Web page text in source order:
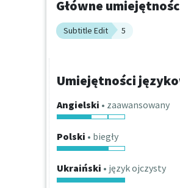
Główne
Subtitle Edit 5
Umiejętności
Angielski • zaawansowany
Polski • biegły
Ukraiński • język ojczysty